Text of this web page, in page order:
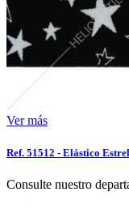
Ver más
Ref. 51512 - Elástico
Consulte nuestro